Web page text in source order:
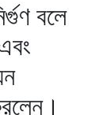
বলে